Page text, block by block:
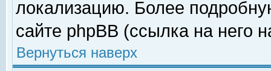
локализацию. Более
сайте phpBB (ссылка на него
Вернуться наверх